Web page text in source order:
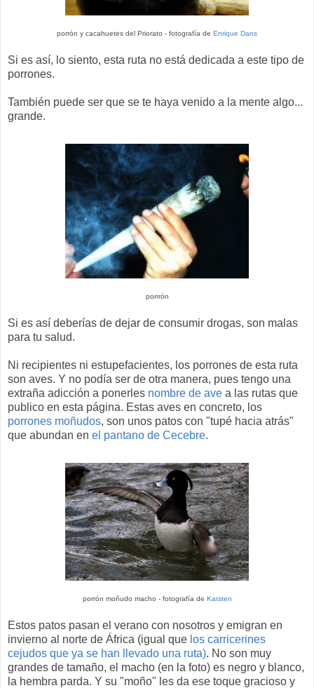
porrón y cacahuetes del Priorato - fotografía de Enrique Dans
Si es así, lo siento, esta ruta no está dedicada a este tipo de
porrones.
También puede ser que se te haya venido a la mente algo...
grande.
porrrón
Si es así deberías de dejar de consumir drogas, son malas
para tu salud.
Ni recipientes ni estupefacientes, los porrones de esta ruta
son aves. Y no podía ser de otra manera, pues tengo una
extraña adicción a ponerles nombre de ave a las rutas que
publico en esta página. Estas aves en concreto, los
porrones moñudos, son unos patos con "tupé hacia atrás"
que abundan en el pantano de Cecebre.
porrón moñudo macho - fotografía de Karsten
Estos patos pasan el verano con nosotros y emigran en
invierno al norte de África (igual que los carricerines
cejudos que ya se han llevado una ruta). No son muy
grandes de tamaño, el macho (en la foto) es negro y blanco,
la hembra parda. Y su "moño" les da ese toque gracioso y